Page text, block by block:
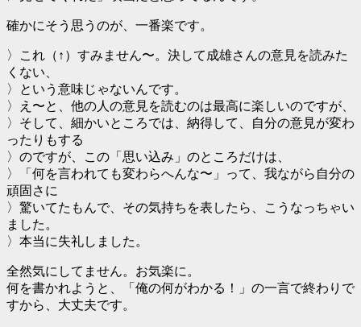
確かにそう思うのが、一番楽です。
〉これ（↑）すみません〜。決して成雄さんの意見を読みた
くない、
〉という意味じゃないんです。
〉え〜と、他の人の意見を読むのは最高に楽しいのですが、
〉そして、細かいところでは、納得して、自分の意見が変わ
ったりもする
〉のですが、この「思い込み」のところだけは、
〉「何を言われても変わらへんな〜」って、我ながら自分の
頑固さに
〉驚いてたもんで、その気持ちを表したら、こうなっちゃい
ました。
〉本当に失礼しました。
全然気にしてません。お気楽に。
何を書かれようと、「俺の何がわかる！」の一言で終わりで
すから、大丈夫です。